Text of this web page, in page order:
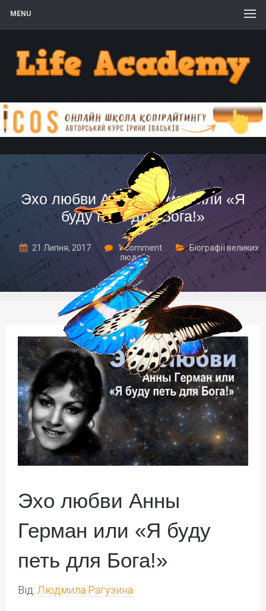
MENU
Эхо любви Анны Герман или «Я
буду петь для Бога!»
21 Липня, 2017 1 Comment
Біографії великих
людей
Эхо любви Анны
Герман или «Я буду
петь для Бога!»
Від: Людмила Рагузина